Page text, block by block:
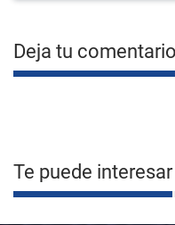
Deja tu comentario
Te puede interesar